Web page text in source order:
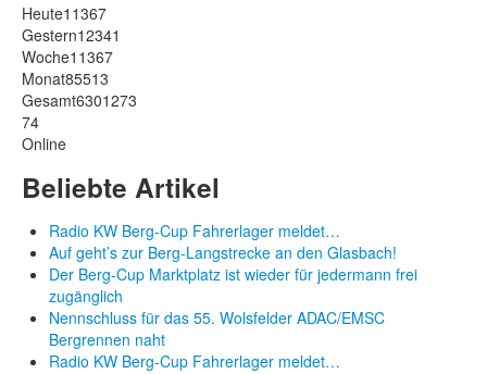
Heute11367
Gestern12341
Woche11367
Monat85513
Gesamt6301273
74
Online
Beliebte Artikel
Radio KW Berg-Cup Fahrerlager meldet…
Auf geht’s zur Berg-Langstrecke an den Glasbach!
Der Berg-Cup Marktplatz ist wieder für jedermann frei
zugänglich
Nennschluss für das 55. Wolsfelder ADAC/EMSC
Bergrennen naht
Radio KW Berg-Cup Fahrerlager meldet…